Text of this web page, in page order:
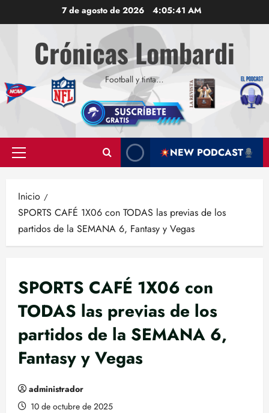
al
contenido
7 de agosto de 2026 4:05:41 AM
Crónicas Lombardi
Football y tinta…
Menú
NEW PODCAST
Inicio
SPORTS CAFÉ 1X06 con TODAS las previas de los
partidos de la SEMANA 6, Fantasy y Vegas
SPORTS CAFÉ 1X06 con
TODAS las previas de los
partidos de la SEMANA 6,
Fantasy y Vegas
administrador
10 de octubre de 2025